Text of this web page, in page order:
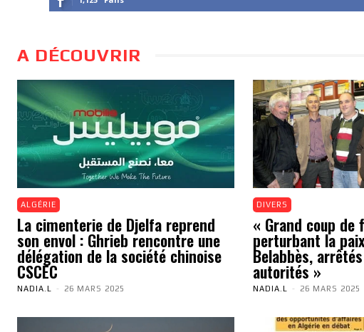
A DÉCOUVRIR
ALGÉRIE
La cimenterie de Djelfa reprend
son envol : Ghrieb rencontre une
délégation de la société chinoise
CSCEC
NADIA.L - 26 MARS 2025
DIVERS
« Grand coup de
perturbant la
Belabbès,
autorités »
NADIA.L - 26 MARS 2025